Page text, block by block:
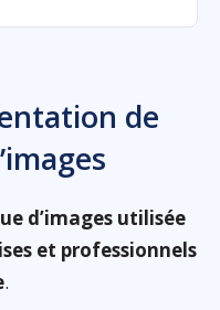
de
d’images utilisée
et professionnels
.